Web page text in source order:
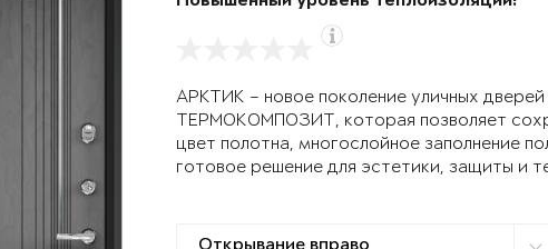
АРКТИК – новое поколение уличных
ТЕРМОКОМПОЗИТ, которая позволяет
цвет полотна, многослойное заполнение
готовое решение для эстетики, защиты и